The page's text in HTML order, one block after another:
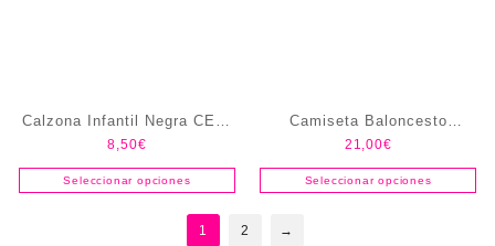
Calzona Infantil Negra CEIP
El Puntal
8,50€
Seleccionar opciones
Camiseta Baloncesto
Maristas
21,00€
Seleccionar opciones
1 2 →